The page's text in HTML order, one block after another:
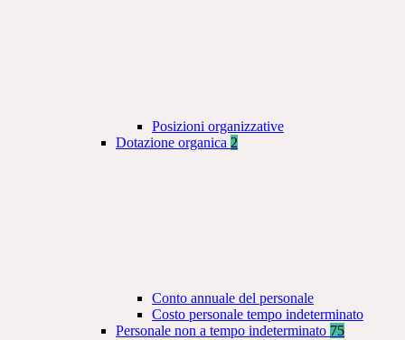
Posizioni organizzative
Dotazione organica 2
Conto annuale del personale
Costo personale tempo indeterminato
Personale non a tempo indeterminato 75